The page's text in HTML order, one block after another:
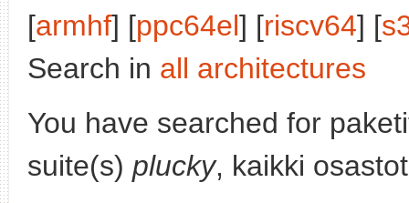
[armhf] [ppc64el] [riscv64] [
Search in all architectures
You have searched for
suite(s) plucky, kaikki